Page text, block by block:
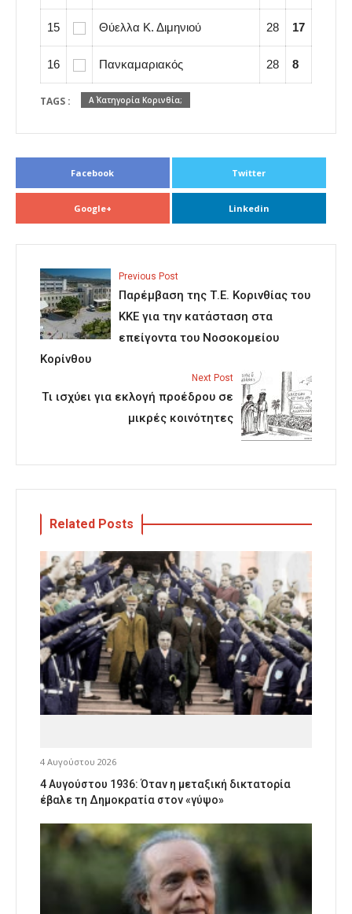
15 Θύελλα Κ. Διμηνιού 28 17
16 Πανκαμαριακός 28 8
TAGS : Α΄ Κατηγορία Κορινθία;
Facebook Twitter
Google+ Linkedin
Previous Post
Παρέμβαση της Τ.Ε. Κορινθίας του
ΚΚΕ για την κατάσταση στα
επείγοντα του Νοσοκομείου
Κορίνθου
Next Post
Tι ισχύει για εκλογή προέδρου σε
μικρές κοινότητες
Related Posts
4 Αυγούστου 2026
4 Αυγούστου 1936: Όταν η μεταξική δικτατορία
έβαλε τη Δημοκρατία στον «γύψο»